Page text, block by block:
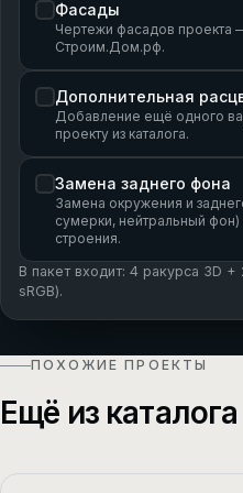
Фасады
Чертежи фасадов проекта
Строим.Дом.рф.
Дополнительная
Добавление ещё одного
проекту из каталога.
Замена заднего фона
Замена окружения и
сумерки, нейтральный
строения.
В пакет входит: 4 ракурса 3D
sRGB).
ПОХОЖИЕ ПРОЕКТЫ
Ещё из